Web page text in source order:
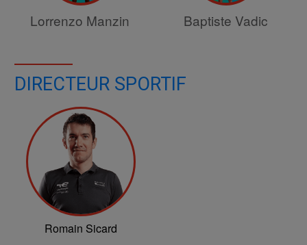
Lorrenzo Manzin Baptiste Vadic
DIRECTEUR SPORTIF
Romain Sicard